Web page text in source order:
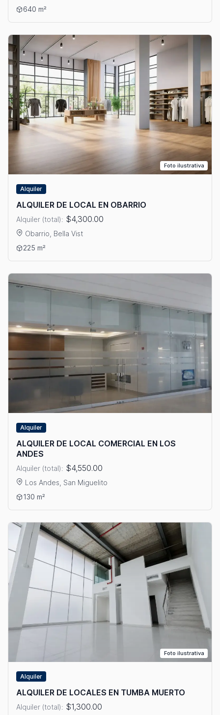
Ver detalles: ALQUILER DE LOCAL SOBRE LA VÍA FERNÁNDEZ
640 m²
Foto ilustrativa
Alquiler
ALQUILER DE LOCAL EN OBARRIO
Alquiler (total): $4,300.00
Obarrio, Bella Vist
Ver detalles: ALQUILER DE LOCAL EN OBARRIO
225 m²
Alquiler
ALQUILER DE LOCAL COMERCIAL EN LOS
ANDES
Alquiler (total): $4,550.00
Los Andes, San Miguelito
Ver detalles: ALQUILER DE LOCAL COMERCIAL EN LOS ANDES
130 m²
Foto ilustrativa
Alquiler
ALQUILER DE LOCALES EN TUMBA MUERTO
Alquiler (total): $1,300.00